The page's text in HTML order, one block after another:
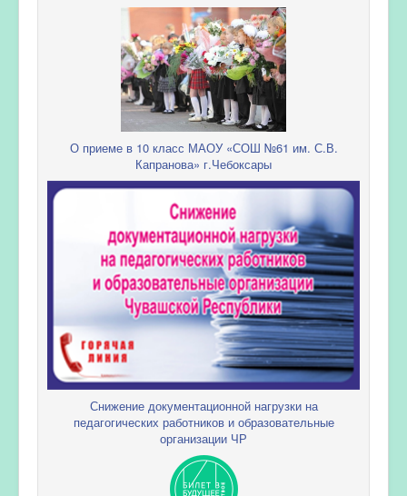
О приеме в 10 класс МАОУ «СОШ №61 им. С.В.
Капранова» г.Чебоксары
Снижение документационной нагрузки на
педагогических работников и образовательные
организации ЧР